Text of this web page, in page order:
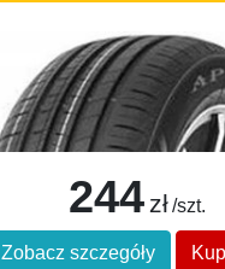
244 zł /szt.
Zobacz szczegóły